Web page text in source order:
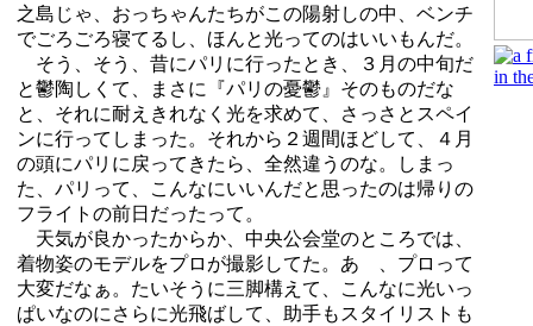
之島じゃ、おっちゃんたちがこの陽射しの中、ベンチ
でごろごろ寝てるし、ほんと光ってのはいいもんだ。
そう、そう、昔にパリに行ったとき、３月の中旬だ
と鬱陶しくて、まさに『パリの憂鬱』そのものだな
と、それに耐えきれなく光を求めて、さっさとスペイ
ンに行ってしまった。それから２週間ほどして、４月
の頭にパリに戻ってきたら、全然違うのな。しまっ
た、パリって、こんなにいいんだと思ったのは帰りの
フライトの前日だったって。
天気が良かったからか、中央公会堂のところでは、
着物姿のモデルをプロが撮影してた。あゝ、プロって
大変だなぁ。たいそうに三脚構えて、こんなに光いっ
ぱいなのにさらに光飛ばして、助手もスタイリストも